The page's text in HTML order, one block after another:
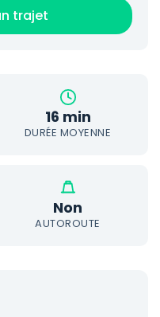
trajet
16 min
DURÉE MOYENNE
Non
AUTOROUTE